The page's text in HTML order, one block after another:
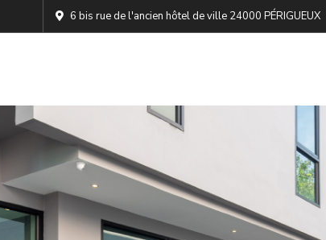
6 bis rue de l'ancien hôtel de ville 24000 PÉRIGUEUX